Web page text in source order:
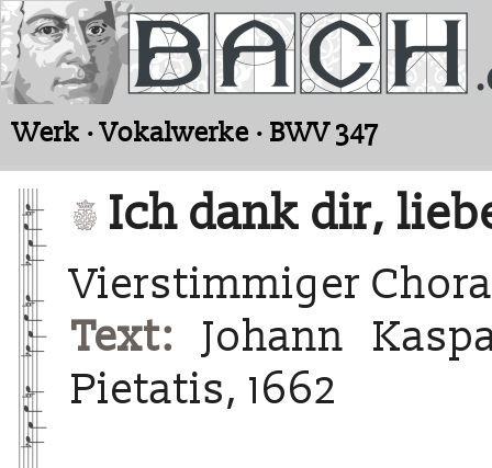
Werk · Vokalwerke · BWV 347
Ich dank dir,
Vierstimmiger
Text: Johann
Pietatis, 1662